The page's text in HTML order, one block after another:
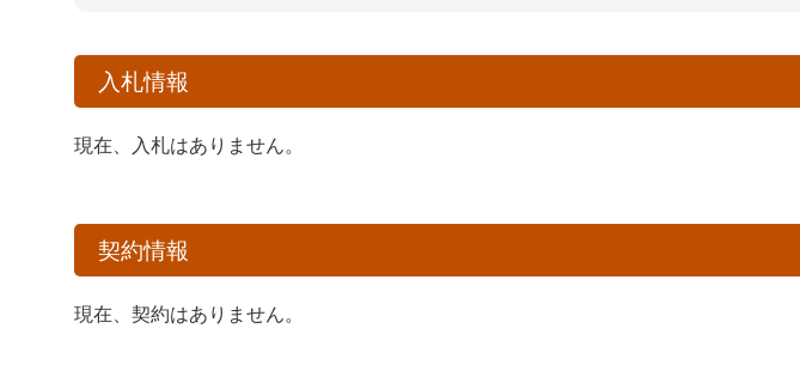
入札情報
現在、入札はありません。
契約情報
現在、契約はありません。